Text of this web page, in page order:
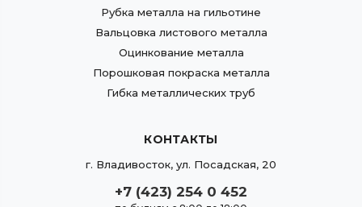
Рубка металла на гильотине
Вальцовка листового металла
Оцинкование металла
Порошковая покраска металла
Гибка металлических труб
КОНТАКТЫ
г. Владивосток, ул. Посадская, 20
+7 (423) 254 0 452